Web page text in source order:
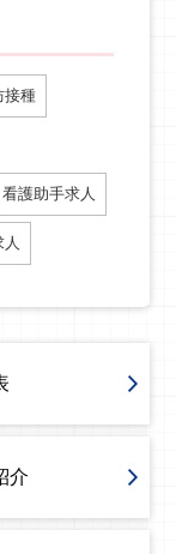
接種
看護助手求人
介